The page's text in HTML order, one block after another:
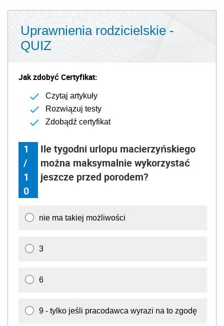
Uprawnienia rodzicielskie -
QUIZ
Jak zdobyć Certyfikat:
Czytaj artykuły
Rozwiązuj testy
Zdobądź certyfikat
1
/
1
0
Ile tygodni urlopu macierzyńskiego
można maksymalnie wykorzystać
jeszcze przed porodem?
nie ma takiej możliwości
3
6
9 - tylko jeśli pracodawca wyrazi na to zgodę